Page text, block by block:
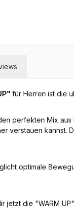
für Herren ist die
perfekten Mix
verstauen
optimale
jetzt die "WARM